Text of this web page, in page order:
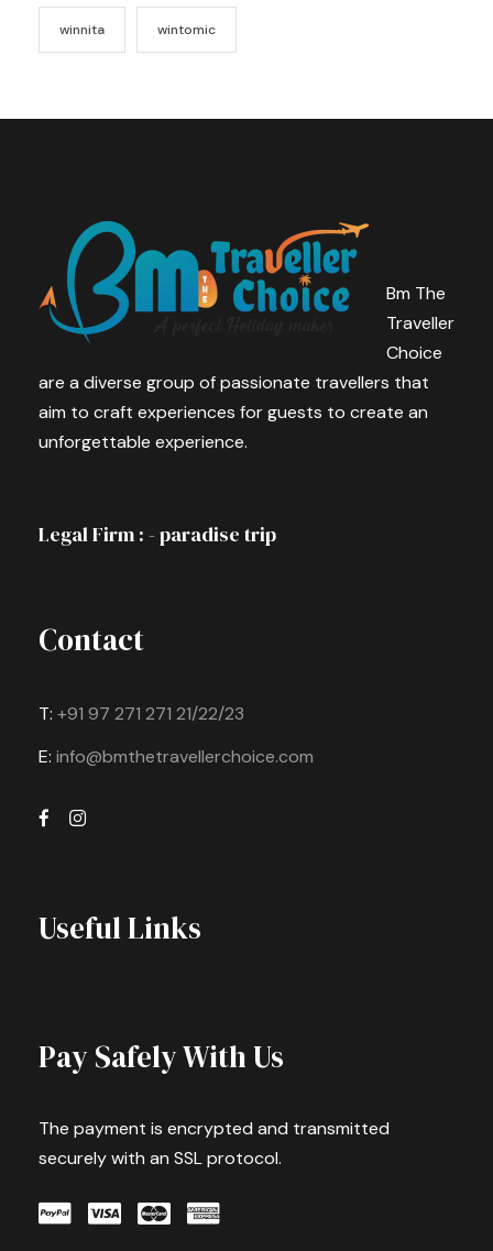
winnita wintomic
Bm The
Traveller
Choice
are a diverse group of passionate travellers that
aim to craft experiences for guests to create an
unforgettable experience.
Legal Firm : - paradise trip
Contact
T: +91 97 271 271 21/22/23
E: info@bmthetravellerchoice.com
Useful Links
Pay Safely With Us
The payment is encrypted and transmitted
securely with an SSL protocol.